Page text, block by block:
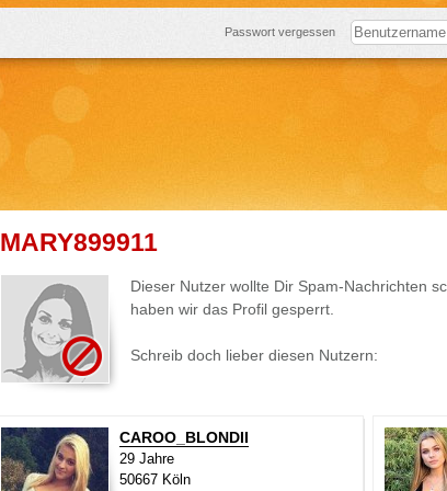
Passwort vergessen
MARY899911
Dieser Nutzer wollte Dir Spam-Nachrichten
haben wir das Profil gesperrt.
Schreib doch lieber diesen Nutzern:
CAROO_BLONDII
29 Jahre
50667 Köln